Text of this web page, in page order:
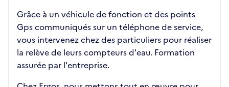
Grâce à un véhicule de fonction et des points
Gps communiqués sur un téléphone de service,
vous intervenez chez des particuliers pour réaliser
la relève de leurs compteurs d'eau. Formation
assurée par l'entreprise.